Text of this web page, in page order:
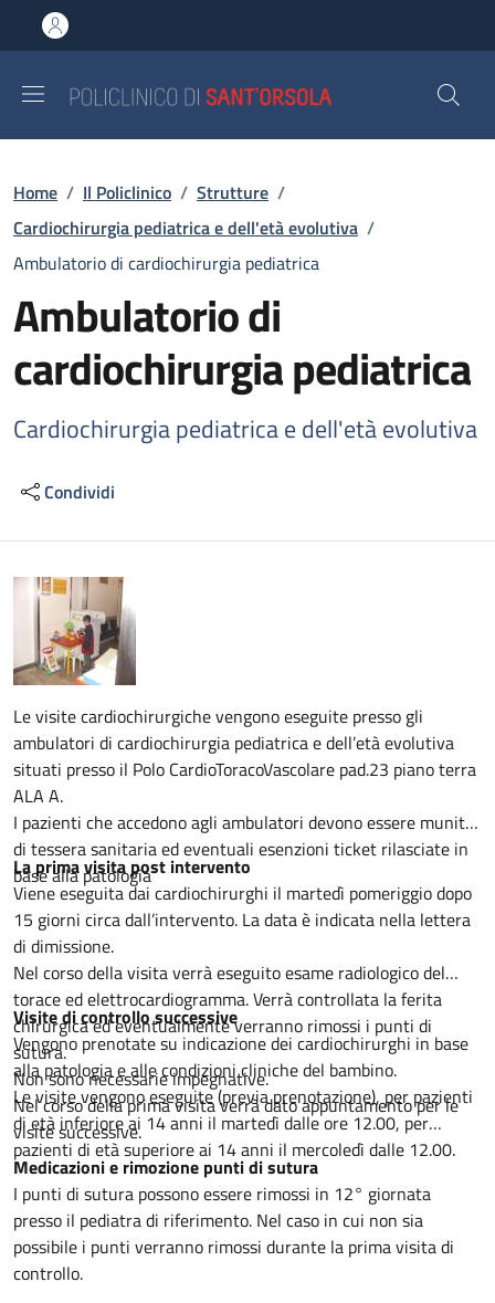
al contenuto principale
to footer content
Briciole di pane
Home / Il Policlinico / Strutture /
Cardiochirurgia pediatrica e dell'età evolutiva /
Ambulatorio di cardiochirurgia pediatrica
Ambulatorio di
cardiochirurgia pediatrica
Cardiochirurgia pediatrica e dell'età evolutiva
Condividi
Descrizione
Le visite cardiochirurgiche vengono eseguite presso gli
ambulatori di cardiochirurgia pediatrica e dell’età evolutiva
situati presso il Polo CardioToracoVascolare pad.23 piano terra
ALA A.
I pazienti che accedono agli ambulatori devono essere muniti
di tessera sanitaria ed eventuali esenzioni ticket rilasciate in
base alla patologia
La prima visita post intervento
Viene eseguita dai cardiochirurghi il martedì pomeriggio dopo
15 giorni circa dall’intervento. La data è indicata nella lettera
di dimissione.
Nel corso della visita verrà eseguito esame radiologico del
torace ed elettrocardiogramma. Verrà controllata la ferita
chirurgica ed eventualmente verranno rimossi i punti di
sutura.
Non sono necessarie impegnative.
Nel corso della prima visita verrà dato appuntamento per le
visite successive.
Visite di controllo successive
Vengono prenotate su indicazione dei cardiochirurghi in base
alla patologia e alle condizioni cliniche del bambino.
Le visite vengono eseguite (previa prenotazione), per pazienti
di età inferiore ai 14 anni il martedì dalle ore 12.00, per
pazienti di età superiore ai 14 anni il mercoledì dalle 12.00.
Medicazioni e rimozione punti di sutura
I punti di sutura possono essere rimossi in 12° giornata
presso il pediatra di riferimento. Nel caso in cui non sia
possibile i punti verranno rimossi durante la prima visita di
controllo.